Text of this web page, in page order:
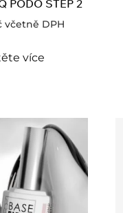
PODO STEP 2
včetně DPH
více